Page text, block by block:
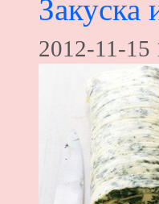
Закуска
2012-11-15